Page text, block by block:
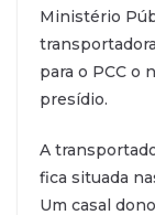
Ministério
para o PCC o
presídio.
A
fica situada
Um casal